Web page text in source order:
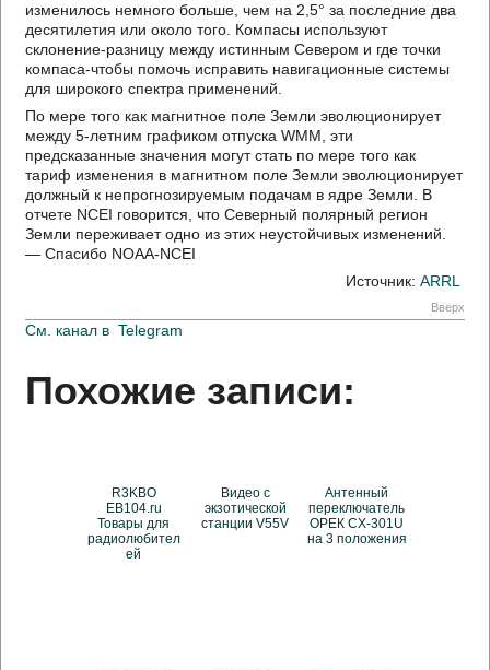
изменилось немного больше, чем на 2,5° за последние два
десятилетия или около того. Компасы используют
склонение-разницу между истинным Севером и где точки
компаса-чтобы помочь исправить навигационные системы
для широкого спектра применений.
По мере того как магнитное поле Земли эволюционирует
между 5-летним графиком отпуска WMM, эти
предсказанные значения могут стать по мере того как
тариф изменения в магнитном поле Земли эволюционирует
должный к непрогнозируемым подачам в ядре Земли. В
отчете NCEI говорится, что Северный полярный регион
Земли переживает одно из этих неустойчивых изменений.
— Спасибо NOAA-NCEI
Источник: ARRL
Вверх
См. канал в Telegram
Похожие записи:
R3KBO
EB104.ru
Товары для
радиолюбител
ей
Видео с
экзотической
станции V55V
Антенный
переключатель
ОРЕК СX-301U
на 3 положения